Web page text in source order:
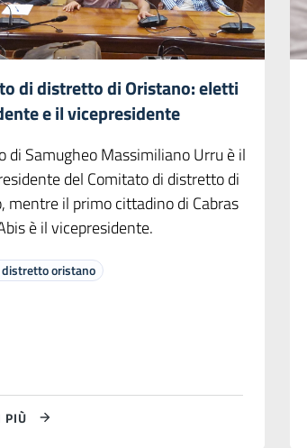
di distretto di Oristano: eletti
e il vicepresidente
di Samugheo Massimiliano Urru è il
del Comitato di distretto di
mentre il primo cittadino di Cabras
è il vicepresidente.
oristano
PIÙ